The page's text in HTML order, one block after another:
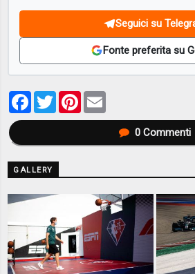
Seguici su
Fonte preferita su
Facebook
TwitterPinterest
0Commenti
GALLERY